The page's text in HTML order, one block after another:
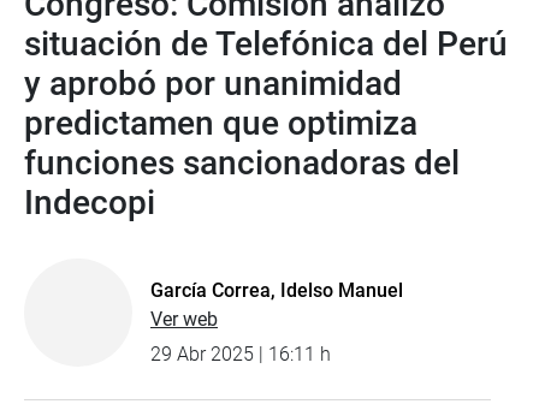
situación de Telefónica del Perú
y aprobó por unanimidad
predictamen que optimiza
funciones sancionadoras del
Indecopi
García Correa, Idelso Manuel
Ver web
29 Abr 2025 | 16:11 h